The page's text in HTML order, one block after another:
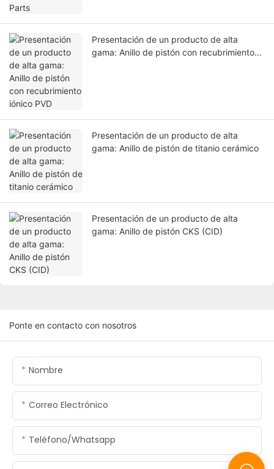
Presentación de un producto de alta
gama: Anillo de pistón con recubrimiento
Presentación de un producto de alta
gama: Anillo de pistón de titanio cerámico
Presentación de un producto de alta
gama: Anillo de pistón CKS (CID)
Ponte en contacto con nosotros
Nombre
Correo Electrónico
Teléfono/whatsapp